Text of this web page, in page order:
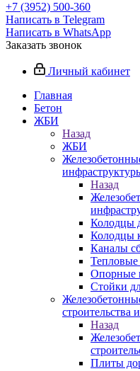
+7 (3952) 500-360
Написать в Telegram
Написать в WhatsApp
Заказать звонок
Личный кабинет
Главная
Бетон
ЖБИ
Назад
ЖБИ
Назад
Колодцы
Колодцы
Каналы
Опорные
Стойки
строительства
Назад
Плиты